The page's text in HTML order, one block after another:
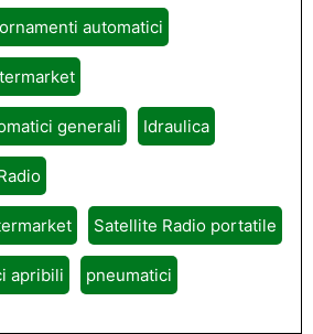
automatici
generali Idraulica
Satellite Radio portatile
apribili pneumatici